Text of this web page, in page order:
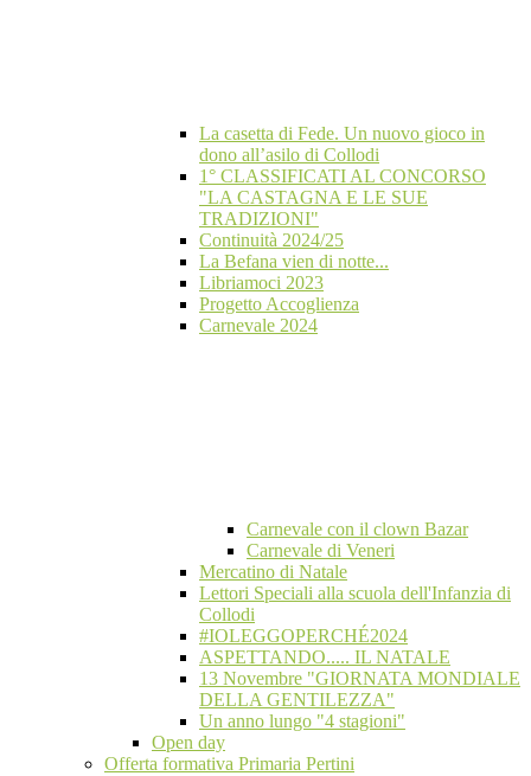
La casetta di Fede. Un nuovo gioco in
dono all’asilo di Collodi
1° CLASSIFICATI AL CONCORSO
"LA CASTAGNA E LE SUE
TRADIZIONI"
Continuità 2024/25
La Befana vien di notte...
Libriamoci 2023
Progetto Accoglienza
Carnevale 2024
Carnevale con il clown Bazar
Carnevale di Veneri
Mercatino di Natale
Lettori Speciali alla scuola dell'Infanzia di
Collodi
#IOLEGGOPERCHÉ2024
ASPETTANDO..... IL NATALE
13 Novembre "GIORNATA MONDIALE
DELLA GENTILEZZA"
Un anno lungo "4 stagioni"
Open day
Offerta formativa Primaria Pertini